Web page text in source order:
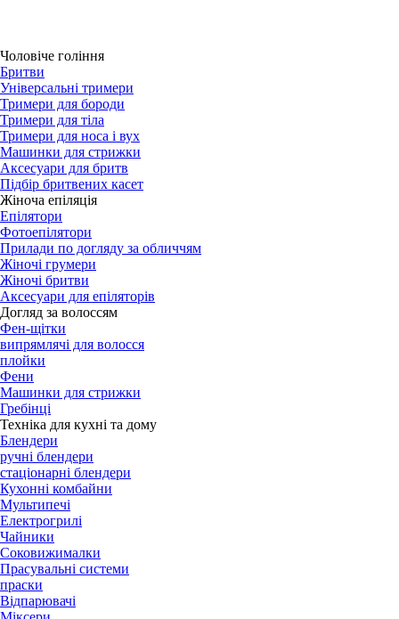
Чоловіче гоління
Бритви
Універсальні тримери
Тримери для бороди
Тримери для тіла
Тримери для носа і вух
Машинки для стрижки
Аксесуари для бритв
Підбір бритвених касет
Жіноча епіляція
Епілятори
Фотоепілятори
Прилади по догляду за обличчям
Жіночі грумери
Жіночі бритви
Аксесуари для епіляторів
Догляд за волоссям
Фен-щітки
випрямлячі для волосся
плойки
Фени
Машинки для стрижки
Гребінці
Техніка для кухні та дому
Блендери
ручні блендери
стаціонарні блендери
Кухонні комбайни
Мультипечі
Електрогрилі
Чайники
Соковижималки
Прасувальні системи
праски
Відпарювачі